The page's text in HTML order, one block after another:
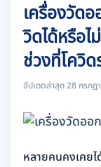
เครื่องวัด
วิดได้หรือไ
ช่วงที่โควิด
อัปเดตล่าสุด 28 กรกฎ
หลายคนคงเคย